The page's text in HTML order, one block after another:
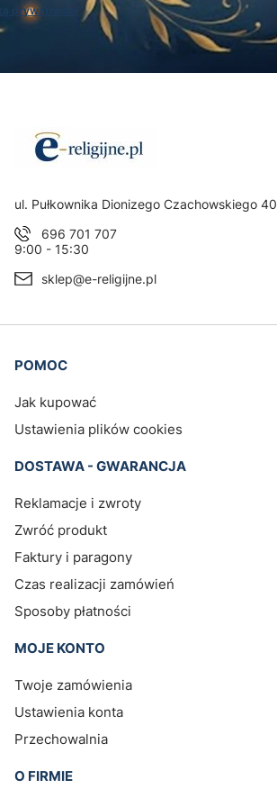
prywatności .
Adres:
ul. Pułkownika Dionizego Czachowskiego 40
696 701 707
9:00 - 15:30
sklep@e-religijne.pl
Linki w stopce
POMOC
Jak kupować
Ustawienia plików cookies
DOSTAWA - GWARANCJA
Reklamacje i zwroty
Zwróć produkt
Faktury i paragony
Czas realizacji zamówień
Sposoby płatności
MOJE KONTO
Twoje zamówienia
Ustawienia konta
Przechowalnia
O FIRMIE